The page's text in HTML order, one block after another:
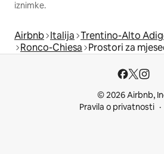
iznimke.
Airbnb Italija Trentino-Alto
Ronco-Chiesa Prostori za
© 2026 Airbnb,
Pravila o privatnosti